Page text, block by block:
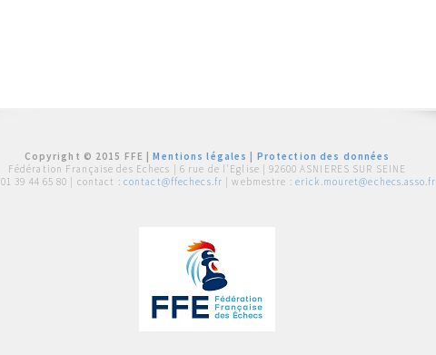
Copyright © 2015 FFE |Mentions légales
Protection des données
Fédération Française des Echecs | 6 rue de l'Eglise | 92600 ASNIERES SUR SEINE
01 39 44 65 80 | contact : contact@ffechecs.fr | webmestre : erick.mouret@echecs.asso.fr